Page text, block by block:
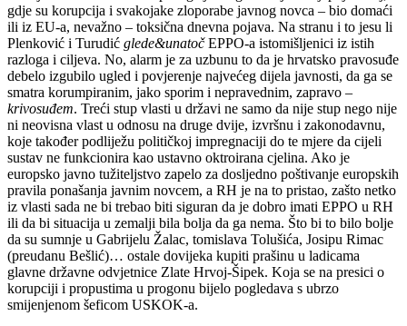
gdje su korupcija i svakojake zloporabe javnog novca – bio domaći
ili iz EU-a, nevažno – toksična dnevna pojava. Na stranu i to jesu li
Plenković i Turudić glede&unatočEPPO-a istomišljenici iz istih
razloga i ciljeva. No, alarm je za uzbunu to da je hrvatsko pravosuđe
debelo izgubilo ugled i povjerenje najvećeg dijela javnosti, da ga se
smatra korumpiranim, jako sporim i nepravednim, zapravo –
krivosuđem. Treći stup vlasti u državi ne samo da nije stup nego nije
ni neovisna vlast u odnosu na druge dvije, izvršnu i zakonodavnu,
koje također podliježu političkoj impregnaciji do te mjere da cijeli
sustav ne funkcionira kao ustavno oktroirana cjelina. Ako je
europsko javno tužiteljstvo zapelo za dosljedno poštivanje europskih
pravila ponašanja javnim novcem, a RH je na to pristao, zašto netko
iz vlasti sada ne bi trebao biti siguran da je dobro imati EPPO u RH
ili da bi situacija u zemalji bila bolja da ga nema. Što bi to bilo bolje
da su sumnje u Gabrijelu Žalac, tomislava Tolušića, Josipu Rimac
(preudanu Bešlić)… ostale dovijeka kupiti prašinu u ladicama
glavne državne odvjetnice Zlate Hrvoj-Šipek. Koja se na presici o
korupciji i propustima u progonu bijelo pogledava s ubrzo
smijenjenom šeficom USKOK-a.